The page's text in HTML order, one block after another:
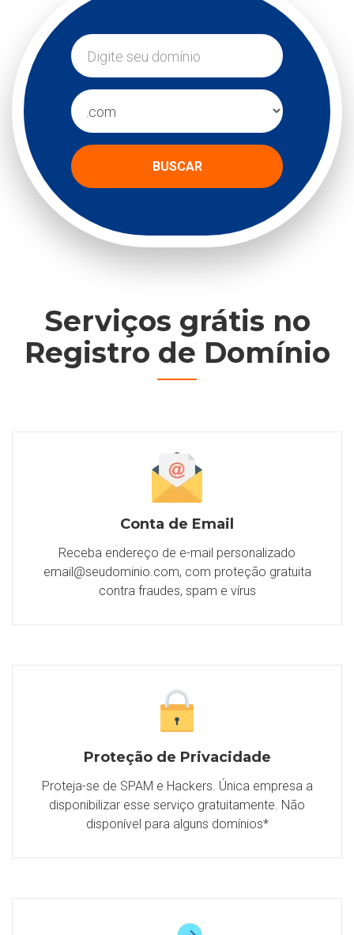
BUSCAR
Serviços grátis no
Registro de Domínio
Conta de Email
Receba endereço de e-mail personalizado
email@seudominio.com, com proteção gratuita
contra fraudes, spam e vírus
Proteção de Privacidade
Proteja-se de SPAM e Hackers. Única empresa a
disponibilizar esse serviço gratuitamente. Não
disponível para alguns domínios*